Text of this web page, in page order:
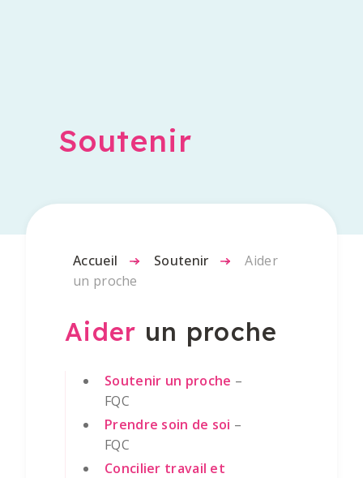
Soutenir
Accueil - Soutenir -
Aider
un proche
Aider un proche
Soutenir un proche –
FQC
Prendre soin de soi –
FQC
Concilier travail et